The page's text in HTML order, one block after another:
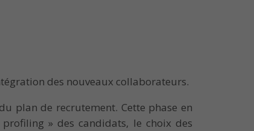
des nouveaux collaborateurs.
plan de recrutement. Cette phase en
» des candidats, le choix des